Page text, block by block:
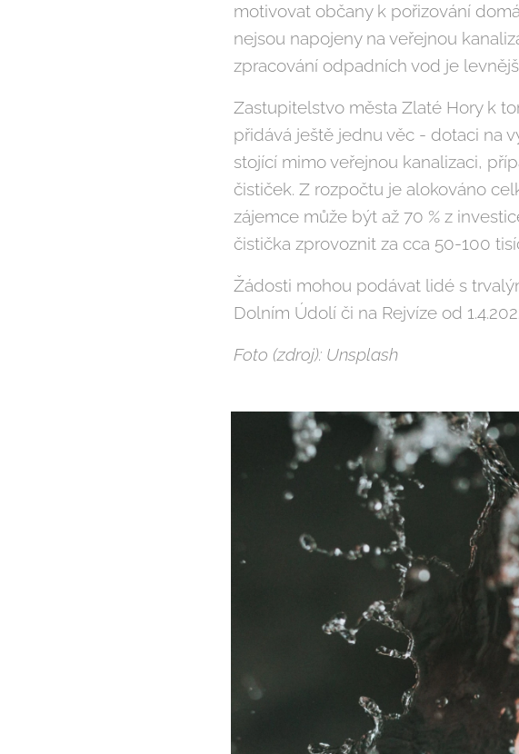
motivovat občany k pořizování
nejsou napojeny na veřejnou
zpracování odpadních vod je
Zastupitelstvo města Zlaté Hory k
přidává ještě jednu věc - dotaci na
stojící mimo veřejnou kanalizaci,
čističek. Z rozpočtu je alokováno
zájemce může být až 70 % z
čistička zprovoznit za cca 50-100
Žádosti mohou podávat lidé s
Dolním Údolí či na Rejvíze od
Foto (zdroj): Unsplash